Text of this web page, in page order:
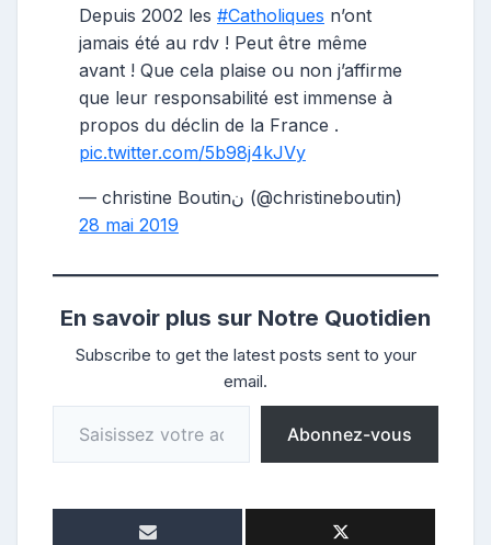
Depuis 2002 les #Catholiques n’ont
jamais été au rdv ! Peut être même
avant ! Que cela plaise ou non j’affirme
que leur responsabilité est immense à
propos du déclin de la France .
pic.twitter.com/5b98j4kJVy
— christine Boutinن (@christineboutin)
28 mai 2019
En savoir plus sur Notre Quotidien
Subscribe to get the latest posts sent to your
email.
Saisissez votre adresse e-mail…
Abonnez-vous